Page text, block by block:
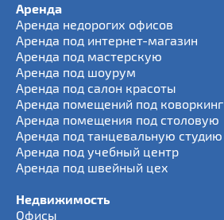
Аренда
Аренда недорогих офисов
Аренда под интернет-магазин
Аренда под мастерскую
Аренда под шоурум
Аренда под салон красоты
Аренда помещений под коворкинг
Аренда помещения под столовую
Аренда под танцевальную студию
Аренда под учебный центр
Аренда под швейный цех
Недвижимость
Офисы